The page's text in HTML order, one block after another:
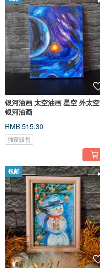
银河油画 太空油画 星空 外太空
银河油画
RMB 515.30
独家贩售
包邮